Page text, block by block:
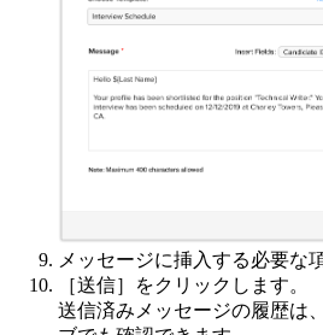
メッセージに挿入する必要な
［送信］をクリックします。
送信済みメッセージの履歴は